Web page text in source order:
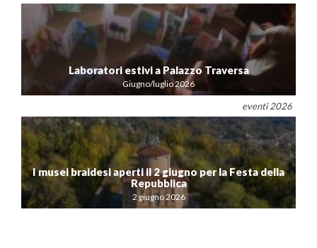
Laboratori estivi a Palazzo Traversa
Giugno/luglio 2026
eventi 2026
I musei braidesi aperti il 2 giugno per la Festa della
Repubblica
2 giugno 2026